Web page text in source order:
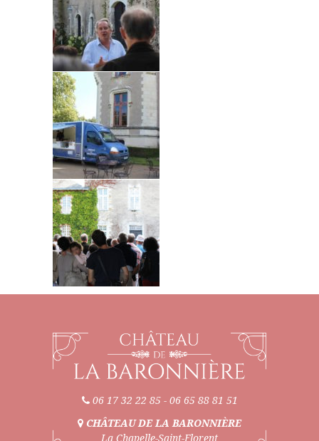
06 17 32 22 85- 06 65 88 81 51
CHÂTEAU DE LA BARONNIÈRE
La Chapelle-Saint-Florent